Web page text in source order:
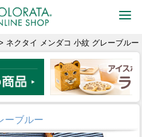
ネクタイ メンダコ 小紋 グレーブルー
ーブルー